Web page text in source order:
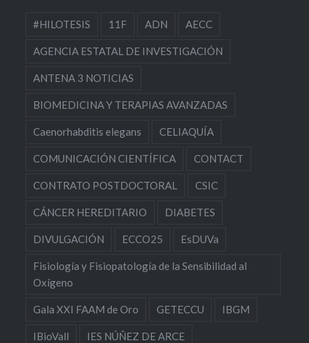
#HILOTESIS 11F ADN AECC
AGENCIA ESTATAL DE INVESTIGACIÓN
ANTENA 3 NOTICIAS
BIOMEDICINA Y TERAPIAS AVANZADAS
Caenorhabditis elegans CELIAQUÍA
COMUNICACIÓN CIENTÍFICA CONTACT
CONTRATO POSTDOCTORAL CSIC
CÁNCER HEREDITARIO DIABETES
DIVULGACIÓN ECCO25 EsDUVa
Fisiología y Fisiopatología de la Sensibilidad al
Oxígeno
Gala XXI FAAM de Oro GETECCU IBGM
IBioVall IES NÚÑEZ DE ARCE